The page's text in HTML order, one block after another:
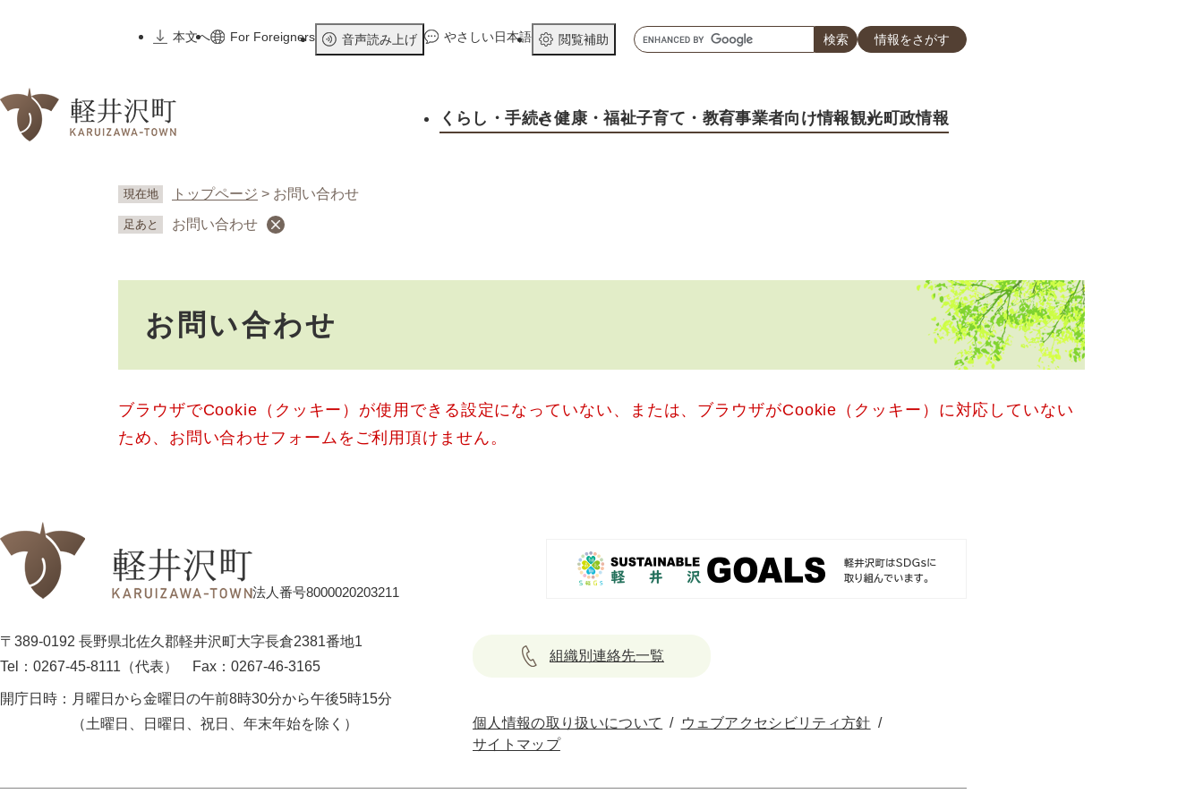
先
本文へ
For Foreigners 音声読み上げ やさしい日本語 閲覧補助
キ
ー
ド
情報をさがす
くらし ・手続き健康 ・福祉子育て ・教育事業者向け情報観光町政情報
現在地 トップページ > お問い合わせ
足あと お問い合わせ
お問い合わせ
ブラウザでCookie（クッキー）が使用できる設定になっていない、または、ブラウザがCookie（クッキー）に対応していない
ため、お問い合わせフォームをご利用頂けません。
法人番号8000020203211
〒389-0192 長野県北佐久郡軽井沢町大字長倉2381番地1
Tel：0267-45-8111（代表）
Fax：0267-46-3165
開庁日時： 月曜日から金曜日の午前8時30分から午後5時15分
（土曜日、日曜日、祝日、年末年始を除く）
組織別連絡先一覧
個人情報の取り扱いについて
ウェブアクセシビリティ方針
サイトマップ